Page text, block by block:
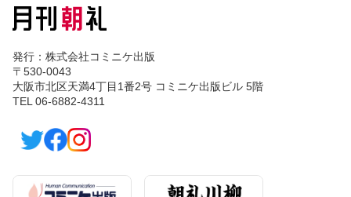
発行：株式会社コミニケ出版
〒530-0043
大阪市北区天満4丁目1番2号 コミニケ出版ビル 5階
TEL 06-6882-4311